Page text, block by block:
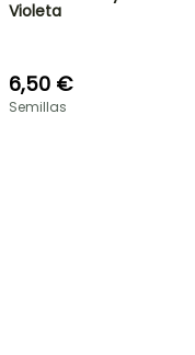
Violeta
6,50 €
Semillas